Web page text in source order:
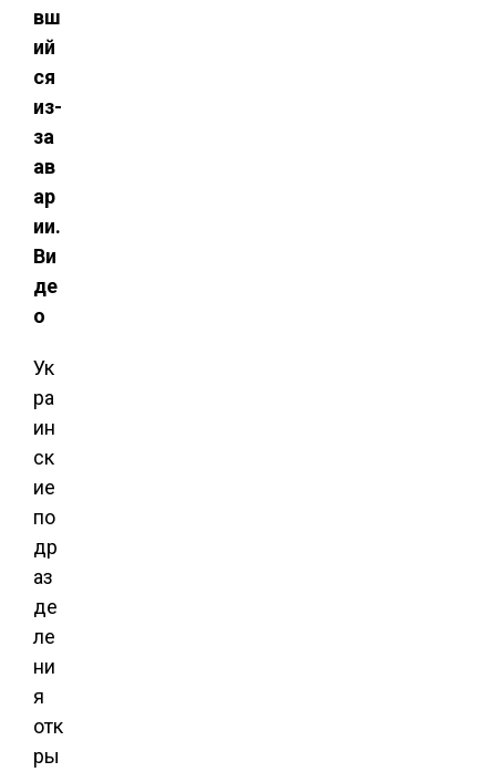
вш
ий
ся
из-
за
ав
ар
ии.
Ви
де
о
Ук
ра
ин
ск
ие
по
др
аз
де
ле
ни
я
отк
ры